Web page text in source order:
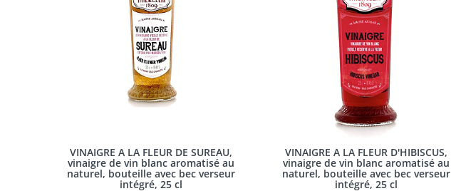
VINAIGRE A LA FLEUR DE SUREAU,
vinaigre de vin blanc aromatisé au
naturel, bouteille avec bec verseur
intégré, 25 cl
VINAIGRE A LA FLEUR D'HIBISCUS,
vinaigre de vin blanc aromatisé au
naturel, bouteille avec bec verseur
intégré, 25 cl